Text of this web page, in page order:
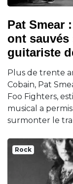
Pat Smear
ont
guitariste
Plus de trente
Cobain, Pat
Foo Fighters,
musical a
surmonter le
Rock